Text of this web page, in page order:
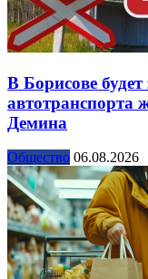
В Борисове
автотранспорта
Демина
Общество 06.08.2026